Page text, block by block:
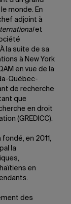
monde. En
adjoint à
et
la suite de sa
à New York
en vue de la
Québec-
de recherche
que
en droit
(GREDICC).
en 2011,
la
en
des